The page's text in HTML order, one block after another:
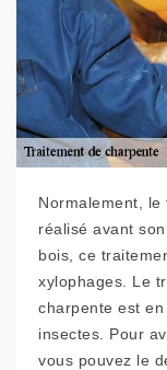
Normalement,
réalisé avant
bois, ce
xylophages. Le
charpente est
insectes. Pour
vous pouvez le